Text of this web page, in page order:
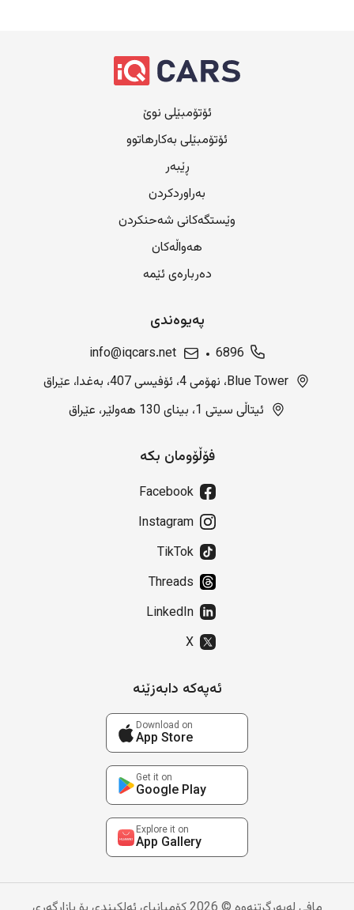
ئۆتۆمبێلی نوێ
ئۆتۆمبێلی بەکارهاتوو
ڕێبەر
بەراوردکردن
وێستگەکانی شەحنکردن
هەواڵەکان
دەربارەی ئێمە
پەیوەندی
6896
info@iqcars.net
Blue Tower، نهۆمی 4، ئۆفیسی 407، بەغدا، عێراق
ئیتاڵی سیتی 1، بینای 130 هەولێر، عێراق
فۆڵۆومان بکە
Facebook
Instagram
TikTok
Threads
LinkedIn
X
ئەپەکە دابەزێنە
Download on
App Store
Get it on
Google Play
Explore it on
App Gallery